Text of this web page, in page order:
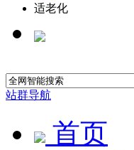
适老化
站群导航
首页